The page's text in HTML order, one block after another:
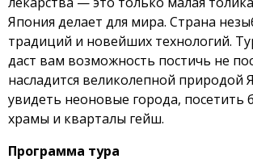
Япония делает для мира. Страна
традиций и новейших технологий.
даст вам возможность постичь не
насладится великолепной природой
увидеть неоновые города, посетить
храмы и кварталы гейш.
Программа тура